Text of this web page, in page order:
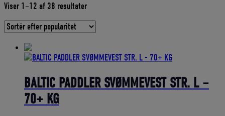
Viser 1–12 af 38 resultaterSorteret
gennemsnitlig
BALTIC PADDLER SVØMMEVEST STR. L –
70+ KG